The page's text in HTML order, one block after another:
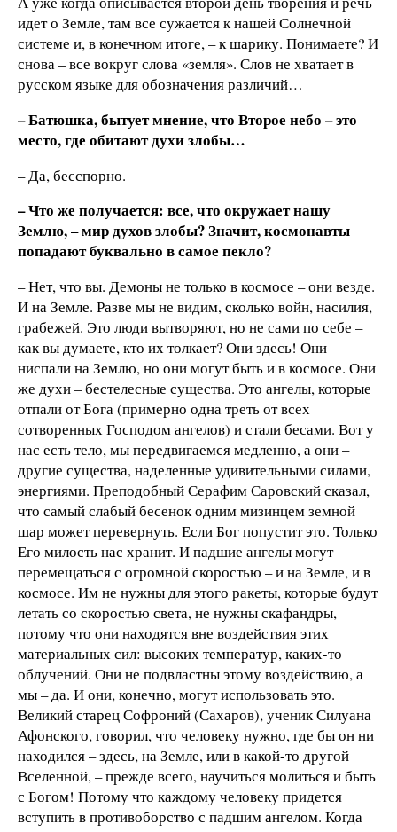
идет о Земле, там все сужается к нашей Солнечной
системе и, в конечном итоге, – к шарику. Понимаете? И
снова – все вокруг слова «земля». Слов не хватает в
русском языке для обозначения различий…
– Батюшка, бытует мнение, что Второе небо – это
место, где обитают духи злобы…
– Да, бесспорно.
– Что же получается: все, что окружает нашу
Землю, – мир духов злобы? Значит, космонавты
попадают буквально в самое пекло?
– Нет, что вы. Демоны не только в космосе – они везде.
И на Земле. Разве мы не видим, сколько войн, насилия,
грабежей. Это люди вытворяют, но не сами по себе –
как вы думаете, кто их толкает? Они здесь! Они
ниспали на Землю, но они могут быть и в космосе. Они
же духи – бестелесные существа. Это ангелы, которые
отпали от Бога (примерно одна треть от всех
сотворенных Господом ангелов) и стали бесами. Вот у
нас есть тело, мы передвигаемся медленно, а они –
другие существа, наделенные удивительными силами,
энергиями. Преподобный Серафим Саровский сказал,
что самый слабый бесенок одним мизинцем земной
шар может перевернуть. Если Бог попустит это. Только
Его милость нас хранит. И падшие ангелы могут
перемещаться с огромной скоростью – и на Земле, и в
космосе. Им не нужны для этого ракеты, которые будут
летать со скоростью света, не нужны скафандры,
потому что они находятся вне воздействия этих
материальных сил: высоких температур, каких-то
облучений. Они не подвластны этому воздействию, а
мы – да. И они, конечно, могут использовать это.
Великий старец Софроний (Сахаров), ученик Силуана
Афонского, говорил, что человеку нужно, где бы он ни
находился – здесь, на Земле, или в какой-то другой
Вселенной, – прежде всего, научиться молиться и быть
с Богом! Потому что каждому человеку придется
вступить в противоборство с падшим ангелом. Когда